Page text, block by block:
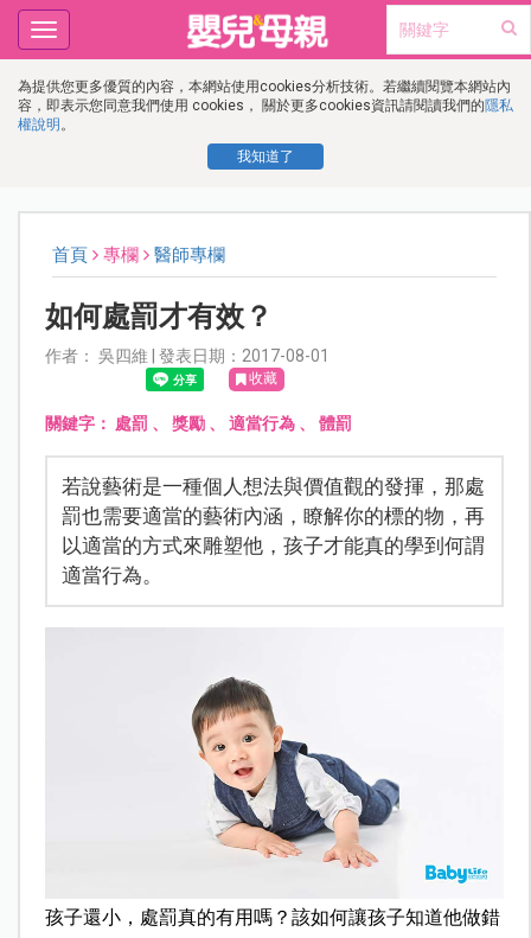
為提供您更多優質的內容，本網站使用cookies分析技術。若繼續閱覽本網站內
容，即表示您同意我們使用 cookies， 關於更多cookies資訊請閱讀我們的隱私
權說明 。
我知道了
Toggle
navigation
首頁 專欄 醫師專欄
如何處罰才有效？
作者： 吳四維 | 發表日期：2017-08-01
收藏
關鍵字： 處罰 、 獎勵、 適當行為、 體罰
若說藝術是一種個人想法與價值觀的發揮，那處
罰也需要適當的藝術內涵，瞭解你的標的物，再
以適當的方式來雕塑他，孩子才能真的學到何謂
適當行為。
孩子還小，處罰真的有用嗎？該如何讓孩子知道他做錯